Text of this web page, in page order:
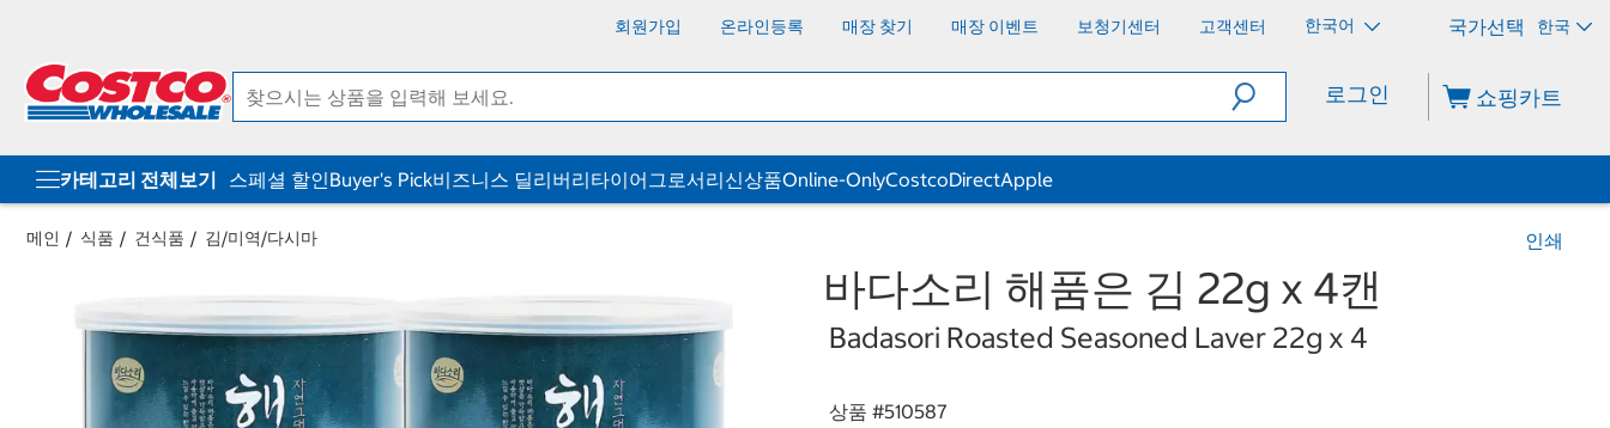
회원가입 온라인등록 매장 찾기 매장 이벤트 보청기센터 고객센터 한국어 한국
로그인 쇼핑카트
카테고리 전체보기 스페셜 할인Buyer's Pick비즈니스 딜리버리타이어그로서리신상품Online-OnlyCostcoDirectApple
메인 식품 건식품 김/미역/다시마 인쇄
바다소리 해품은 김 22g x 4캔
Badasori Roasted Seasoned Laver 22g x 4
상품 #510587